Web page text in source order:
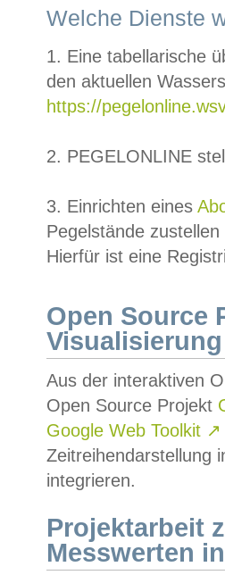
Welche Dienste
1. Eine tabellarische
den aktuellen
https://
2. PEGELONLINE
3. Einrichten eines
Pegelstände
Hierfür ist eine
Open Source
Visualisierung
Aus der interaktiven
Open Source Projekt
Google Web Toolkit ↗
Zeitreihendarstellung
integrieren.
Projektarbeit
Messwerten